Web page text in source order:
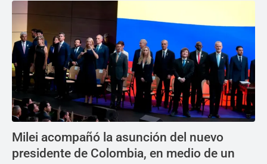
Milei acompañó la asunción del nuevo
presidente de Colombia, en medio de un